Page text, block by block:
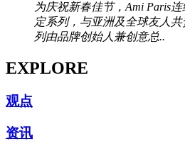
为庆祝新春佳节，Ami Paris
定系列，与亚洲及全球友人
列由品牌创始人兼创意总..
EXPLORE
观点
资讯